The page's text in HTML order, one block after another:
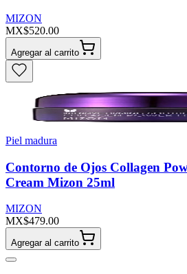
MIZON
MX$520.00
Agregar al carrito
Piel madura
Contorno de Ojos Collagen
Cream Mizon 25ml
MIZON
MX$479.00
Agregar al carrito